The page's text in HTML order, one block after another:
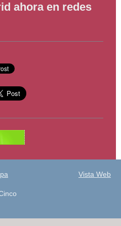
ahora en redes
Vista Web